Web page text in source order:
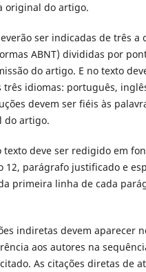
original do artigo.
ser indicadas de três a
ABNT) divididas por
do artigo. E no texto
três idiomas: português,
devem ser fiéis às
do artigo.
texto deve ser redigido em
12, parágrafo justificado e
primeira linha de cada
indiretas devem aparecer
aos autores na
As citações diretas de